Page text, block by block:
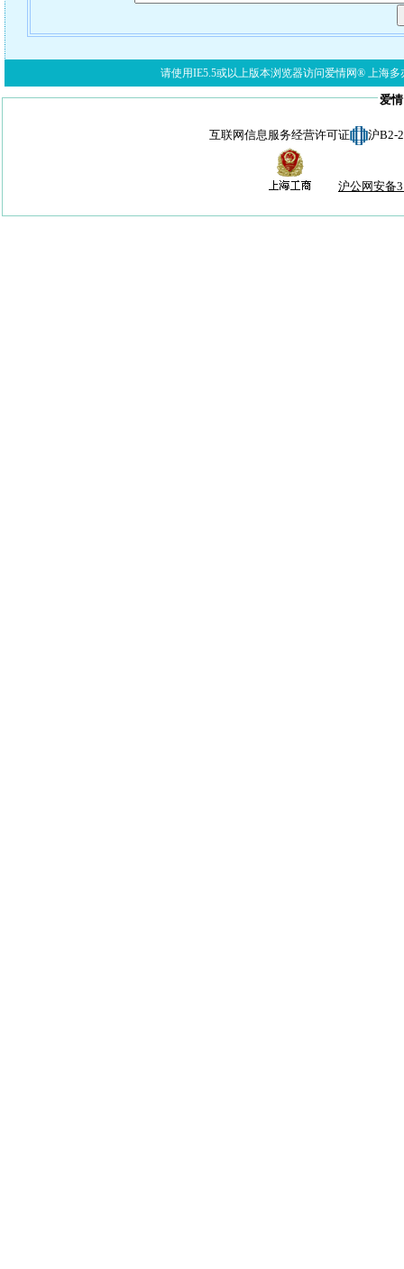
请使用IE5.5或以上版本浏览器访问爱情网® 上海多
爱
互联网信息服务经营许可证 沪B2-
沪公网安备